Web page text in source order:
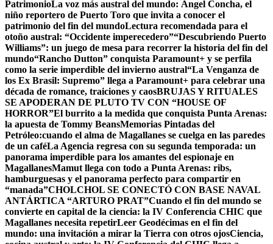
PatrimonioLa voz más austral del mundo: Ángel Concha, el
niño reportero de Puerto Toro que invita a conocer el
patrimonio del fin del mundoLectura recomendada para el
otoño austral: “Occidente imperecedero”“Descubriendo Puerto
Williams”: un juego de mesa para recorrer la historia del fin del
mundo“Rancho Dutton” conquista Paramount+ y se perfila
como la serie imperdible del invierno austral“La Venganza de
los Ex Brasil: Supremo” llega a Paramount+ para celebrar una
década de romance, traiciones y caosBRUJAS Y RITUALES
SE APODERAN DE PLUTO TV CON “HOUSE OF
HORROR”El burrito a la medida que conquista Punta Arenas:
la apuesta de Tommy BeansMemorias Pintadas del
Petróleo:cuando el alma de Magallanes se cuelga en las paredes
de un caféLa Agencia regresa con su segunda temporada: un
panorama imperdible para los amantes del espionaje en
MagallanesMamut llega con todo a Punta Arenas: ribs,
hamburguesas y el panorama perfecto para compartir en
“manada”CHOLCHOL SE CONECTÓ CON BASE NAVAL
ANTÁRTICA “ARTURO PRAT”Cuando el fin del mundo se
convierte en capital de la ciencia: la IV Conferencia CHIC que
Magallanes necesita repetirLeer Geodécimas en el fin del
mundo: una invitación a mirar la Tierra con otros ojosCiencia,